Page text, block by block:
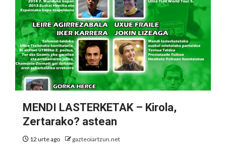
MENDI LASTERKETAK – Kirola,
Zertarako? astean
12 urte ago gazteoiartzun.net